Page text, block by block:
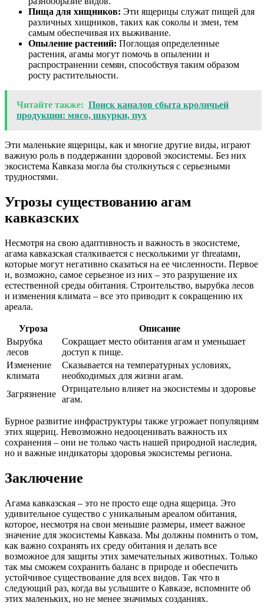
Пища для хищников: Эти ящерицы служат пищей для
различных хищников, таких как соколы и змеи, тем
самым обеспечивая их выживание.
Опыление растений: Поглощая определенные
растения, агамы могут помочь в опылении и
распространении семян, способствуя таким образом
росту растительности.
Читайте также: Поиск каналов сбыта кроличьей
продукции: мясо, шкурки, пух
Эти маленькие ящерицы, как и многие другие виды, играют
важную роль в поддержании здоровой экосистемы. Без них
экосистема Кавказа могла бы столкнуться с серьезными
трудностями.
Угрозы существованию агам
кавказских
Несмотря на свою адаптивность и важность в экосистеме,
агама кавказская сталкивается с несколькими уг threatами,
которые могут негативно сказаться на ее численности. Первое
и, возможно, самое серьезное из них – это разрушение их
естественной среды обитания. Строительство, вырубка лесов
и изменения климата – все это приводит к сокращению их
ареала.
Угроза
Описание
Вырубка
лесов
Сокращает место обитания агам и уменьшает
доступ к пище.
Изменение
климата
Сказывается на температурных условиях,
необходимых для жизни агам.
Загрязнение
Отрицательно влияет на экосистемы и здоровье
агам.
Бурное развитие инфраструктуры также угрожает популяциям
этих ящериц. Невозможно недооценивать важность их
сохранения – они не только часть нашей природной наследия,
но и важные индикаторы здоровья экосистемы региона.
Заключение
Агама кавказская – это не просто еще одна ящерица. Это
удивительное существо с уникальным ареалом обитания,
которое, несмотря на свои меньшие размеры, имеет важное
значение для экосистемы Кавказа. Мы должны помнить о том,
как важно сохранять их среду обитания и делать все
возможное для защиты этих замечательных животных. Только
так мы сможем сохранить баланс в природе и обеспечить
устойчивое существование для всех видов. Так что в
следующий раз, когда вы услышите о Кавказе, вспомните об
этих маленьких, но не менее значимых созданиях.